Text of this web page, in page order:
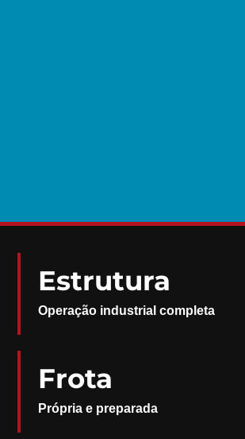
Estrutura
Operação industrial completa
Frota
Própria e preparada